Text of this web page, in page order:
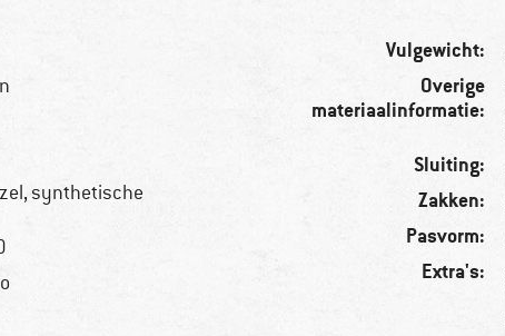
synthetische
Vulgewicht:
Overige
materiaalinformatie:
Sluiting:
Zakken:
Pasvorm:
Extra's: